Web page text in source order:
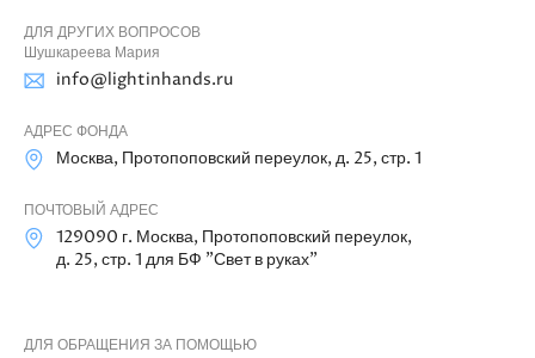
ДЛЯ ДРУГИХ ВОПРОСОВ
Шушкареева Мария
info@lightinhands.ru
АДРЕС ФОНДА
Москва, Протопоповский переулок, д. 25, стр. 1
ПОЧТОВЫЙ АДРЕС
129090 г. Москва, Протопоповский переулок,
д. 25, стр. 1 для БФ "Свет в руках"
ДЛЯ ОБРАЩЕНИЯ ЗА ПОМОЩЬЮ